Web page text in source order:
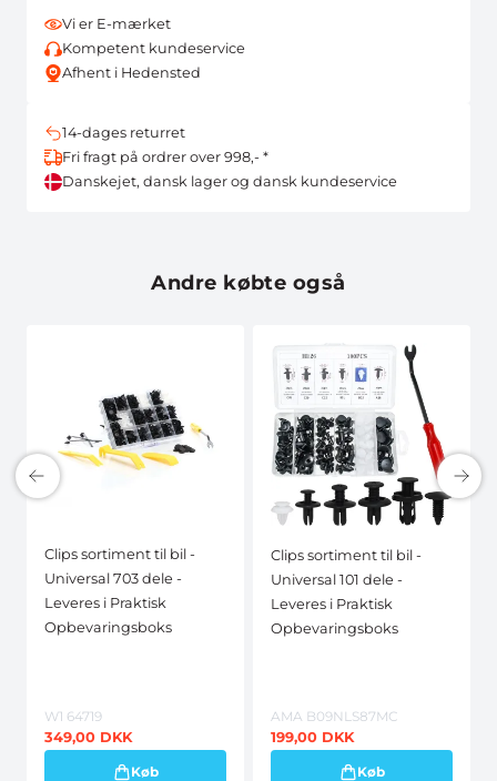
Vi er E-mærket
Kompetent kundeservice
Afhent i Hedensted
14-dages returret
Fri fragt på ordrer over 998,- *
Danskejet, dansk lager og dansk kundeservice
Andre købte også
Clips sortiment til bil -
Universal 703 dele -
Leveres i Praktisk
Opbevaringsboks
W1 64719
349,00 DKK
Køb
Clips sortiment til bil -
Universal 101 dele -
Leveres i Praktisk
Opbevaringsboks
AMA B09NLS87MC
199,00 DKK
Køb